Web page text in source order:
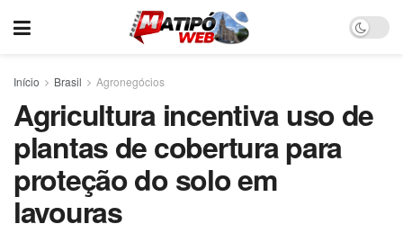
Início Brasil Agronegócios
Agricultura incentiva uso de
plantas de cobertura para
proteção do solo em
lavouras